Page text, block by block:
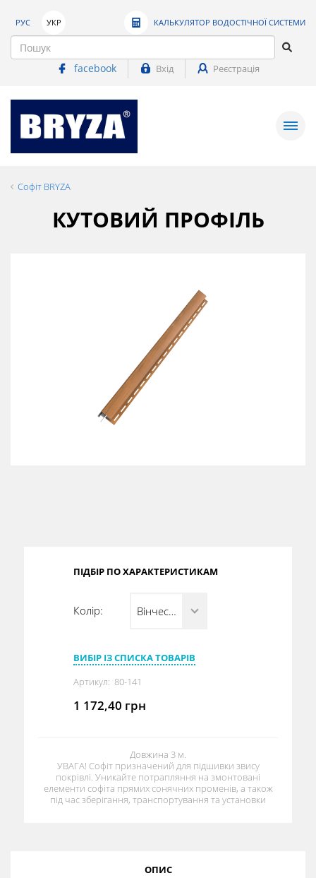
РУС УКР КАЛЬКУЛЯТОР ВОДОСТІЧНОЇ СИСТЕМИ
facebook Вхід Реєстрація
Сертифікати
Каталоги
Прайс-листи
Софіт BRYZA
КУТОВИЙ ПРОФІЛЬ
ПІДБІР ПО ХАРАКТЕРИСТИКАМ
Колір: Вінчестер
ВИБІР ІЗ СПИСКА ТОВАРІВ
Артикул: 80-141
1 172,40 грн
Довжина 3 м.
УВАГА! Софіт призначений для підшивки звису
покрівлі. Уникайте потрапляння на змонтовані
елементи софіта прямих сонячних променів, а також
під час зберігання, транспортування та установки
ОПИС